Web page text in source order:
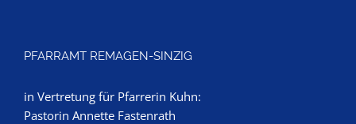
PFARRAMT REMAGEN-SINZIG
in Vertretung für Pfarrerin Kuhn:
Pastorin Annette Fastenrath